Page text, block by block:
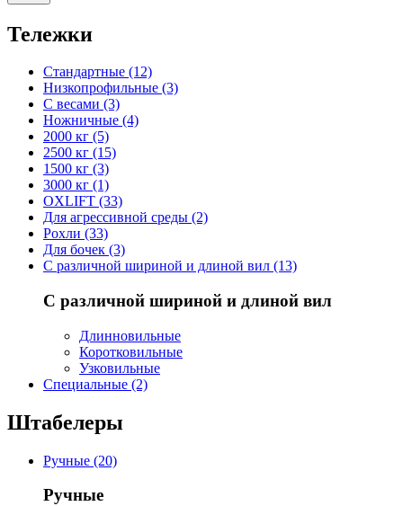
Тележки
Стандартные (12)
Низкопрофильные (3)
С весами (3)
Ножничные (4)
2000 кг (5)
2500 кг (15)
1500 кг (3)
3000 кг (1)
OXLIFT (33)
Для агрессивной среды (2)
Рохли (33)
Для бочек (3)
С различной шириной и длиной вил (13)
С различной шириной и длиной вил
Длинновильные
Коротковильные
Узковильные
Cпециальные (2)
Штабелеры
Ручные (20)
Ручные